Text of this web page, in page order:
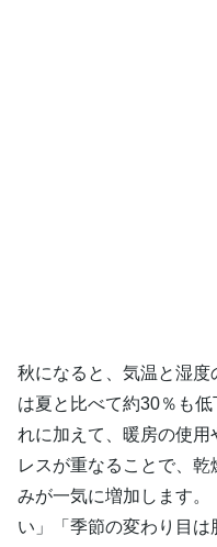
秋になると、気温と湿
は夏と比べて約30％も
れに加えて、暖房の使用
レスが重なることで、
みが一気に増加します
い」「季節の変わり目